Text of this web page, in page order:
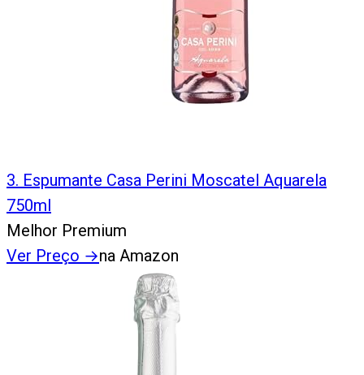
3. Espumante Casa Perini Moscatel Aquarela
750ml
Melhor Premium
Ver Preço →na Amazon